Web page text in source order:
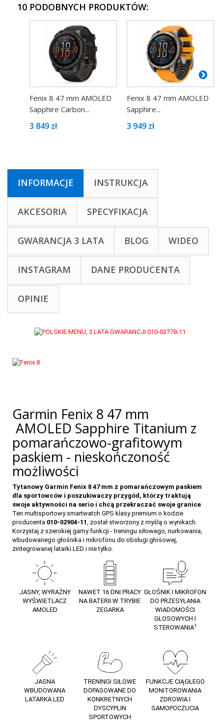
10 PODOBNYCH PRODUKTÓW:
Fenix 8 47 mm AMOLED
Sapphire Carbon...
3 849 zł
Fenix 8 47 mm AMOLED
Sapphire...
3 949 zł
INFORMACJE INSTRUKCJA
AKCESORIA SPECYFIKACJA
GWARANCJA 3 LATA BLOG WIDEO
INSTAGRAM DANE PRODUCENTA
OPINIE
Garmin Fenix 8 47 mm
AMOLED Sapphire Titanium z
pomarańczowo-grafitowym
paskiem - nieskończoność
możliwości
Tytanowy Garmin Fenix 8 47 mm z pomarańczowym paskiem
dla sportowców i poszukiwaczy przygód, którzy traktują
swoje aktywności na serio i chcą przekraczać swoje granice.
Ten multisportowy smartwatch GPS klasy premium o kodzie
producenta 010-02904-11, został stworzony z myślą o wynikach.
Korzystaj z szerokiej gamy funkcji - treningu siłowego, nurkowania,
wbudowanego głośnika i mikrofonu do obsługi głosowej,
zintegrowanej latarki LED i nie tylko.
JASNY, WYRAŹNY
WYŚWIETLACZ
AMOLED
NAWET 16 DNI PRACY
NA BATERII W TRYBIE
ZEGARKA
GŁOŚNIK I MIKROFON
DO PRZESYŁANIA
WIADOMOŚCI
GŁOSOWYCH I
STEROWANIA1
JASNA
WBUDOWANA
LATARKA LED
TRENINGI SIŁOWE
DOPASOWANE DO
KONKRETNYCH
DYSCYPLIN
SPORTOWYCH
FUNKCJE CIĄGŁEGO
MONITOROWANIA
ZDROWIA I
SAMOPOCZUCIA
269